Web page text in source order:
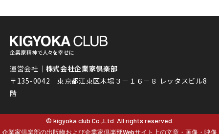
運営会社｜ 株式会社企業家倶楽部
〒135-0042 東京都江東区木場３－１６－８ レッタスビル8
階
© kigyoka club Co.,Ltd. All rights reserved.
企業家倶楽部の出版物および企業家倶楽部Webサイト上の文章・画像・映像